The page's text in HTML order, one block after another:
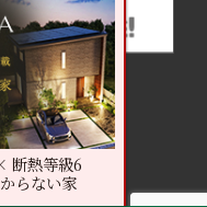
断熱等級6
らない家